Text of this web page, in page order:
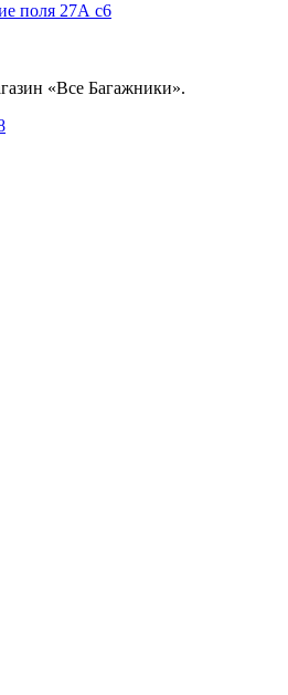
поля 27А с6
«Все Багажники».